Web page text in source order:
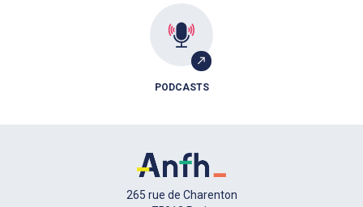
PODCASTS
265 rue de Charenton